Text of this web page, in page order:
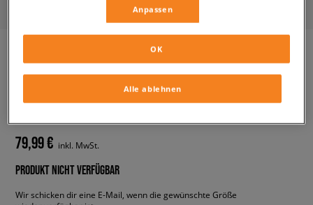
ADIDAS CONTINENTAL 80
79,99 € inkl. MwSt.
PRODUKT NICHT VERFÜGBAR
Wir schicken dir eine E-Mail, wenn die gewünschte Größe
Anpassen
Alle ablehnen
OK